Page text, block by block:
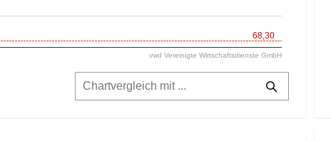
68,30
vwd Vereinigte Wirtschaftsdienste GmbH